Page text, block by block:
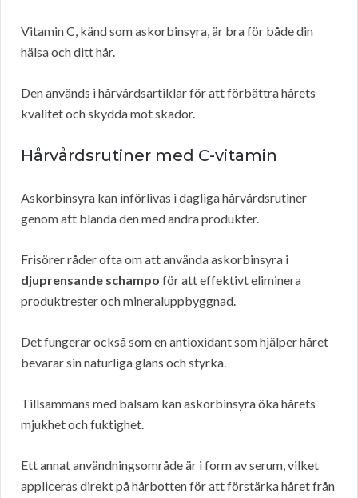
Vitamin C, känd som askorbinsyra, är bra för både din
hälsa och ditt hår.
Den används i hårvårdsartiklar för att förbättra hårets
kvalitet och skydda mot skador.
Hårvårdsrutiner med C-vitamin
Askorbinsyra kan införlivas i dagliga hårvårdsrutiner
genom att blanda den med andra produkter.
Frisörer råder ofta om att använda askorbinsyra i
djuprensande schampo för att effektivt eliminera
produktrester och mineraluppbyggnad.
Det fungerar också som en antioxidant som hjälper håret
bevarar sin naturliga glans och styrka.
Tillsammans med balsam kan askorbinsyra öka hårets
mjukhet och fuktighet.
Ett annat användningsområde är i form av serum, vilket
appliceras direkt på hårbotten för att förstärka håret från